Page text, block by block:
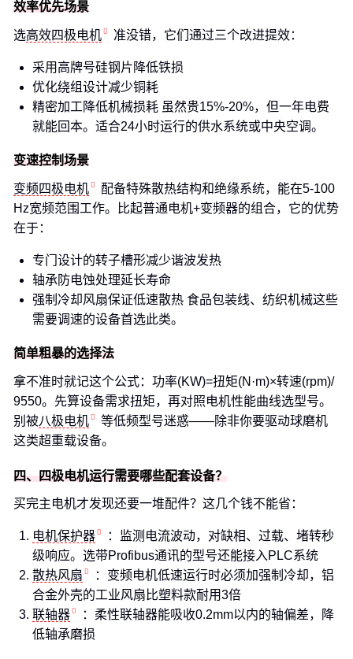
效率优先场景
选高效四极电机 准没错，它们通过三个改进提效：
采用高牌号硅钢片降低铁损
优化绕组设计减少铜耗
精密加工降低机械损耗 虽然贵15%-20%，但一年电费
就能回本。适合24小时运行的供水系统或中央空调。
变速控制场景
变频四极电机
配备特殊散热结构和绝缘系统，能在5-100
Hz宽频范围工作。比起普通电机+变频器的组合，它的优势
在于：
专门设计的转子槽形减少谐波发热
轴承防电蚀处理延长寿命
强制冷却风扇保证低速散热 食品包装线、纺织机械这些
需要调速的设备首选此类。
简单粗暴的选择法
拿不准时就记这个公式：功率(KW)=扭矩(N·m)×转速(rpm)/
9550。先算设备需求扭矩，再对照电机性能曲线选型号。
别被八极电机
等低频型号迷惑——除非你要驱动球磨机
这类超重载设备。
四、四极电机运行需要哪些配套设备？
买完主电机才发现还要一堆配件？这几个钱不能省：
电机保护器
：监测电流波动，对缺相、过载、堵转秒
级响应。选带Profibus通讯的型号还能接入PLC系统
散热风扇
：变频电机低速运行时必须加强制冷却，铝
合金外壳的工业风扇比塑料款耐用3倍
联轴器
：柔性联轴器能吸收0.2mm以内的轴偏差，降
低轴承磨损